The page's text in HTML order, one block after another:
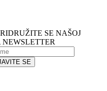
SE NAŠOJ